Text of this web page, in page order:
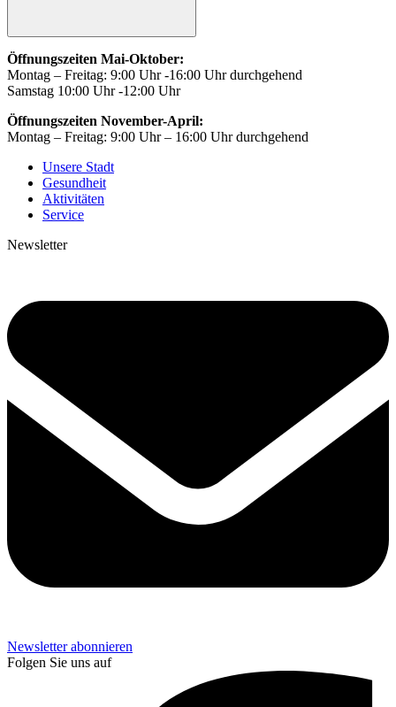
Öffnungszeiten Mai-Oktober:
Montag – Freitag: 9:00 Uhr -16:00 Uhr durchgehend
Samstag 10:00 Uhr -12:00 Uhr
Öffnungszeiten November-April:
Montag – Freitag: 9:00 Uhr – 16:00 Uhr durchgehend
Unsere Stadt
Gesundheit
Aktivitäten
Service
Newsletter
Newsletter abonnieren
Folgen Sie uns auf